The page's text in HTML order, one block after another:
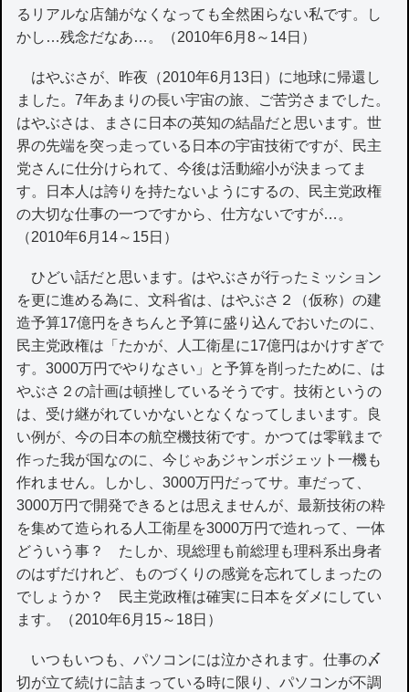
るリアルな店舗がなくなっても全然困らない私です。し
かし…残念だなあ…。（2010年6月8～14日）
はやぶさが、昨夜（2010年6月13日）に地球に帰還し
ました。7年あまりの長い宇宙の旅、ご苦労さまでした。
はやぶさは、まさに日本の英知の結晶だと思います。世
界の先端を突っ走っている日本の宇宙技術ですが、民主
党さんに仕分けられて、今後は活動縮小が決まってま
す。日本人は誇りを持たないようにするの、民主党政権
の大切な仕事の一つですから、仕方ないですが…。
（2010年6月14～15日）
ひどい話だと思います。はやぶさが行ったミッション
を更に進める為に、文科省は、はやぶさ２（仮称）の建
造予算17億円をきちんと予算に盛り込んでおいたのに、
民主党政権は「たかが、人工衛星に17億円はかけすぎで
す。3000万円でやりなさい」と予算を削ったために、は
やぶさ２の計画は頓挫しているそうです。技術というの
は、受け継がれていかないとなくなってしまいます。良
い例が、今の日本の航空機技術です。かつては零戦まで
作った我が国なのに、今じゃあジャンボジェット一機も
作れません。しかし、3000万円だってサ。車だって、
3000万円で開発できるとは思えませんが、最新技術の粋
を集めて造られる人工衛星を3000万円で造れって、一体
どういう事？ たしか、現総理も前総理も理科系出身者
のはずだけれど、ものづくりの感覚を忘れてしまったの
でしょうか？ 民主党政権は確実に日本をダメにしてい
ます。（2010年6月15～18日）
いつもいつも、パソコンには泣かされます。仕事の〆
切が立て続けに詰まっている時に限り、パソコンが不調